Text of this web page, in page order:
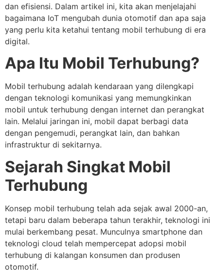
dan efisiensi. Dalam artikel ini, kita akan menjelajahi
bagaimana IoT mengubah dunia otomotif dan apa saja
yang perlu kita ketahui tentang mobil terhubung di era
digital.
Apa Itu Mobil Terhubung?
Mobil terhubung adalah kendaraan yang dilengkapi
dengan teknologi komunikasi yang memungkinkan
mobil untuk terhubung dengan internet dan perangkat
lain. Melalui jaringan ini, mobil dapat berbagi data
dengan pengemudi, perangkat lain, dan bahkan
infrastruktur di sekitarnya.
Sejarah Singkat Mobil
Terhubung
Konsep mobil terhubung telah ada sejak awal 2000-an,
tetapi baru dalam beberapa tahun terakhir, teknologi ini
mulai berkembang pesat. Munculnya smartphone dan
teknologi cloud telah mempercepat adopsi mobil
terhubung di kalangan konsumen dan produsen
otomotif.